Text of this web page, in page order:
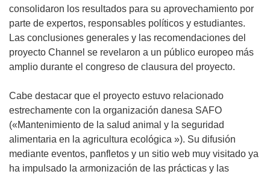
consolidaron los resultados para su aprovechamiento por
parte de expertos, responsables políticos y estudiantes.
Las conclusiones generales y las recomendaciones del
proyecto Channel se revelaron a un público europeo más
amplio durante el congreso de clausura del proyecto.
Cabe destacar que el proyecto estuvo relacionado
estrechamente con la organización danesa SAFO
(«Mantenimiento de la salud animal y la seguridad
alimentaria en la agricultura ecológica »). Su difusión
mediante eventos, panfletos y un sitio web muy visitado ya
ha impulsado la armonización de las prácticas y las